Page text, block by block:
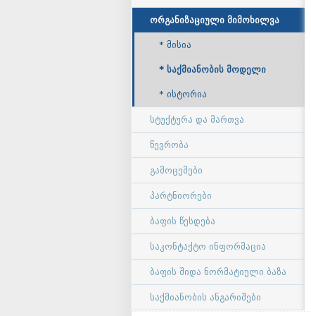
ორგანიზაციული მიმოხილვა
მისია
საქმიანობის მოდელი
ისტორია
სტუქტურა და მართვა
წევრობა
გამოცემები
პარტნიორები
ბაფის წესდება
საკონტაქტო ინფორმაცია
ბაფის შიდა ნორმატიული ბაზა
საქმიანობის ანგარიშები